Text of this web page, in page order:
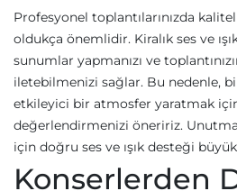
Profesyonel toplantılarınızda
oldukça önemlidir. Kiralık ses ve
sunumlar yapmanızı ve
iletebilmenizi sağlar. Bu nedenle,
etkileyici bir atmosfer yaratmak
değerlendirmenizi öneririz.
için doğru ses ve ışık desteği
Konserlerden